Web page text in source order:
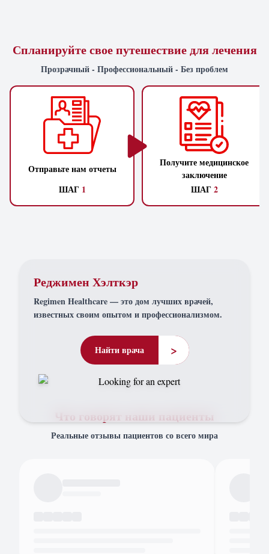
Спланируйте свое путешествие для лечения
Прозрачный - Профессиональный - Без проблем
Отправьте нам отчеты
ШАГ 1
Получите медицинское
заключение
ШАГ2
Реджимен Хэлткэр
Regimen Healthcare — это дом лучших врачей,
известных своим опытом и профессионализмом.
Найти врача >
Что говорят наши пациенты
Реальные отзывы пациентов со всего мира